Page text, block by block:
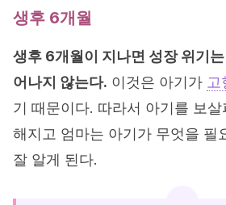
생후 6개월
생후 6개월이 지나면 성장 위기
어나지 않는다. 이것은 아기가 고
기 때문이다. 따라서 아기를 보
해지고 엄마는 아기가 무엇을 필
잘 알게 된다.